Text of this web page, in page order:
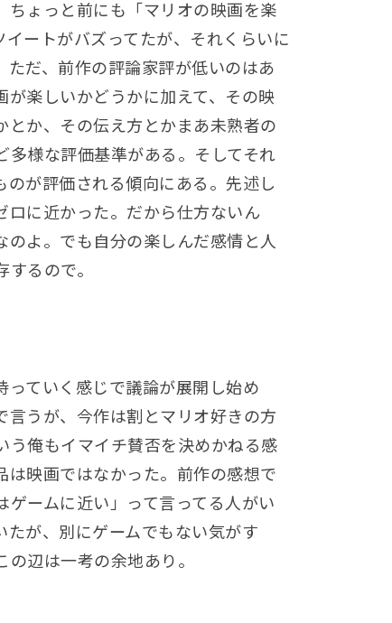
ちょっと前にも「マリオの映画を楽
ートがバズってたが、それくらいに
ただ、前作の評論家評が低いのはあ
が楽しいかどうかに加えて、その映
とか、その伝え方とかまあ未熟者の
多様な評価基準がある。そしてそれ
のが評価される傾向にある。先述し
ロに近かった。だから仕方ないん
よ。でも自分の楽しんだ感情と人
るので。
っていく感じで議論が展開し始め
言うが、今作は割とマリオ好きの方
う俺もイマイチ賛否を決めかねる感
は映画ではなかった。前作の感想で
ゲームに近い」って言ってる人がい
が、別にゲームでもない気がす
辺は一考の余地あり。